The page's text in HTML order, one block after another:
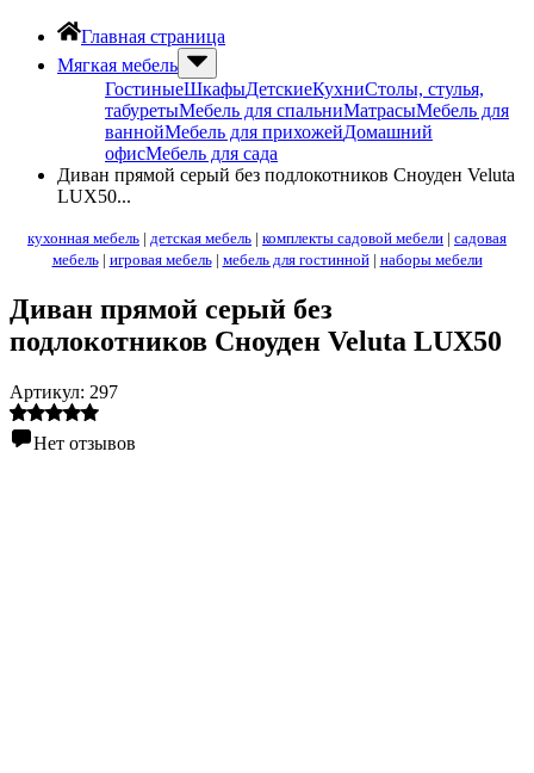
Главная страница
Мягкая мебель
ГостиныеШкафыДетскиеКухниСтолы, стулья,
табуретыМебель для спальниМатрасыМебель для
ваннойМебель для прихожейДомашний
офисМебель для сада
Диван прямой серый без подлокотников Сноуден Velutа
LUX50...
кухонная мебель | детская мебель | комплекты садовой мебели | садовая
мебель| игровая мебель| мебель для гостинной| наборы мебели
Диван прямой серый без
подлокотников Сноуден Velutа LUX50
Артикул: 297
Нет отзывов